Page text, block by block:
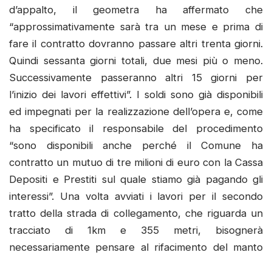
d’appalto, il geometra ha affermato che
“approssimativamente sarà tra un mese e prima di
fare il contratto dovranno passare altri trenta giorni.
Quindi sessanta giorni totali, due mesi più o meno.
Successivamente passeranno altri 15 giorni per
l’inizio dei lavori effettivi”. I soldi sono già disponibili
ed impegnati per la realizzazione dell’opera e, come
ha specificato il responsabile del procedimento
“sono disponibili anche perché il Comune ha
contratto un mutuo di tre milioni di euro con la Cassa
Depositi e Prestiti sul quale stiamo già pagando gli
interessi”. Una volta avviati i lavori per il secondo
tratto della strada di collegamento, che riguarda un
tracciato di 1km e 355 metri, bisognerà
necessariamente pensare al rifacimento del manto